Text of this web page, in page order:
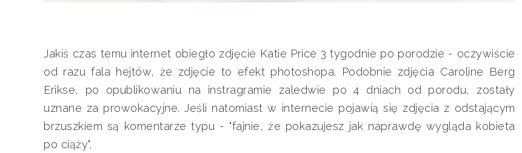
Jakiś czas temu internet obiegło zdjęcie Katie Price 3 tygodnie po porodzie - oczywiście
od razu fala hejtów, że zdjęcie to efekt photoshopa. Podobnie zdjęcia Caroline Berg
Erikse, po opublikowaniu na instragramie zaledwie po 4 dniach od porodu, zostały
uznane za prowokacyjne. Jeśli natomiast w internecie pojawią się zdjęcia z odstającym
brzuszkiem są komentarze typu - "fajnie, że pokazujesz jak naprawdę wygląda kobieta
po ciąży".